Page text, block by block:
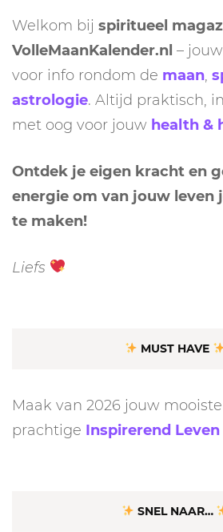
Welkom bij spiritueel
VolleMaanKalender.nl –
voor info rondom de maan,
astrologie. Altijd praktisch,
met oog voor jouw health &
Ontdek je eigen kracht en
energie om van jouw leven
te maken!
Liefs
MUST HAVE
Maak van 2026 jouw
prachtige Inspirerend
SNEL NAAR…